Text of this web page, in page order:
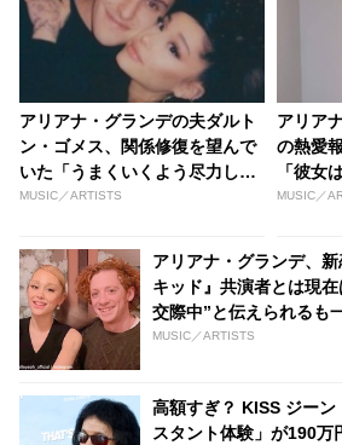
アリアナ・グランデの夫ダルト
ン・ゴメス、関係修復を望んで
いた「うまくいくよう尽力して
いたが、彼女は前に進んでしま
ド』共演者との交際報道の中
MUSIC／ARTISTS
アリア
の熱愛
「彼女
た」
MUSIC／
アリアナ・グランデ、
キッド』共演者とは現
交際中”と伝えられるも
は・・？
MUSIC／ARTISTS
高額すぎ？ KISS ジー
スタント体験」が190